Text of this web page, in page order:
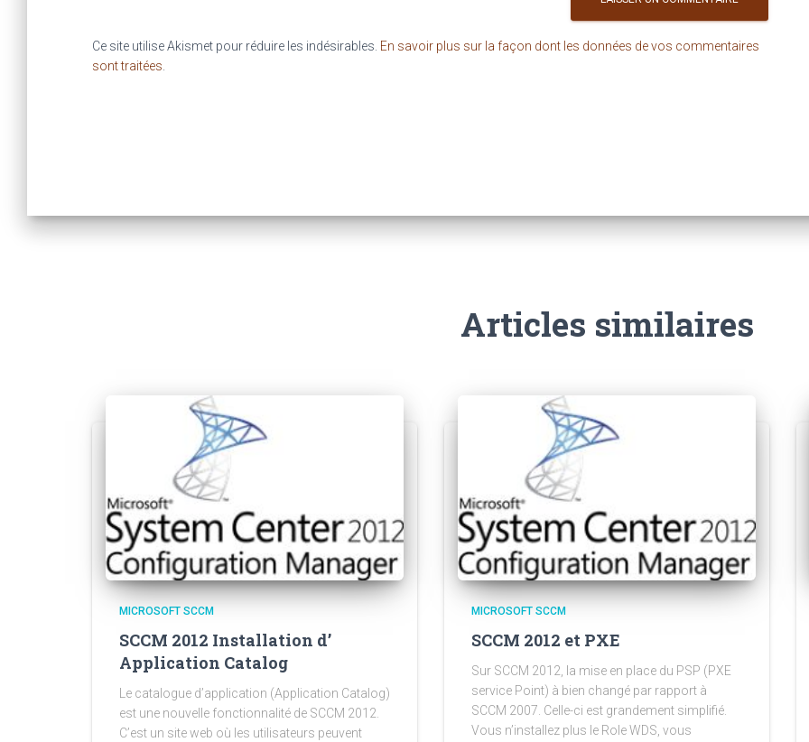
Ce site utilise Akismet pour réduire les indésirables. En savoir plus sur la façon dont les données de vos commentaires
sont traitées
Articles similaires
MICROSOFT SCCM
SCCM 2012 Installation d’
Application Catalog
Le catalogue d’application (Application Catalog)
est une nouvelle fonctionnalité de SCCM 2012.
C’est un site web où les utilisateurs peuvent
MICROSOFT SCCM
SCCM 2012 et PXE
Sur SCCM 2012, la mise en place du PSP (PXE
service Point) à bien changé par rapport à
SCCM 2007. Celle-ci est grandement simplifié.
Vous n’installez plus le Role WDS, vous